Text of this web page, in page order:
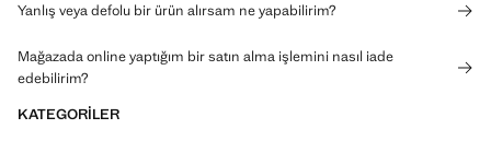
Yanlış veya defolu bir ürün alırsam ne yapabilirim?
Mağazada online yaptığım bir satın alma işlemini nasıl iade
edebilirim?
KATEGORILER